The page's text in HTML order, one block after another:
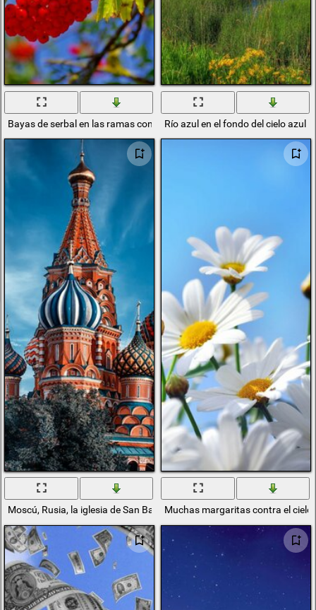
Bayas de serbal en las ramas contra el cieloRío azul en el fondo del cielo azul
Moscú, Rusia, la iglesia de San Basilio contra el cielo azul
Muchas margaritas contra el cielo